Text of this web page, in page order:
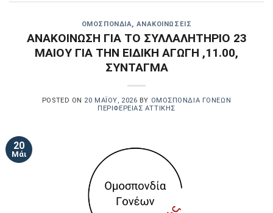
OΜΟΣΠΟΝΔΊΑ, ΑΝΑΚΟΙΝΏΣΕΙΣ
ΑΝΑΚΟΙΝΩΣΗ ΓΙΑ ΤΟ ΣΥΛΛΑΛΗΤΗΡΙΟ 23
ΜΑΙΟΥ ΓΙΑ ΤΗΝ ΕΙΔΙΚΗ ΑΓΩΓΗ ,11.00,
ΣΥΝΤΑΓΜΑ
POSTED ON 20 ΜΑΪ́ΟΥ, 2026 BY ΟΜΟΣΠΟΝΔΊΑ ΓΟΝΈΩΝ
ΠΕΡΙΦΈΡΕΙΑΣ ΑΤΤΙΚΉΣ
20
Μάι